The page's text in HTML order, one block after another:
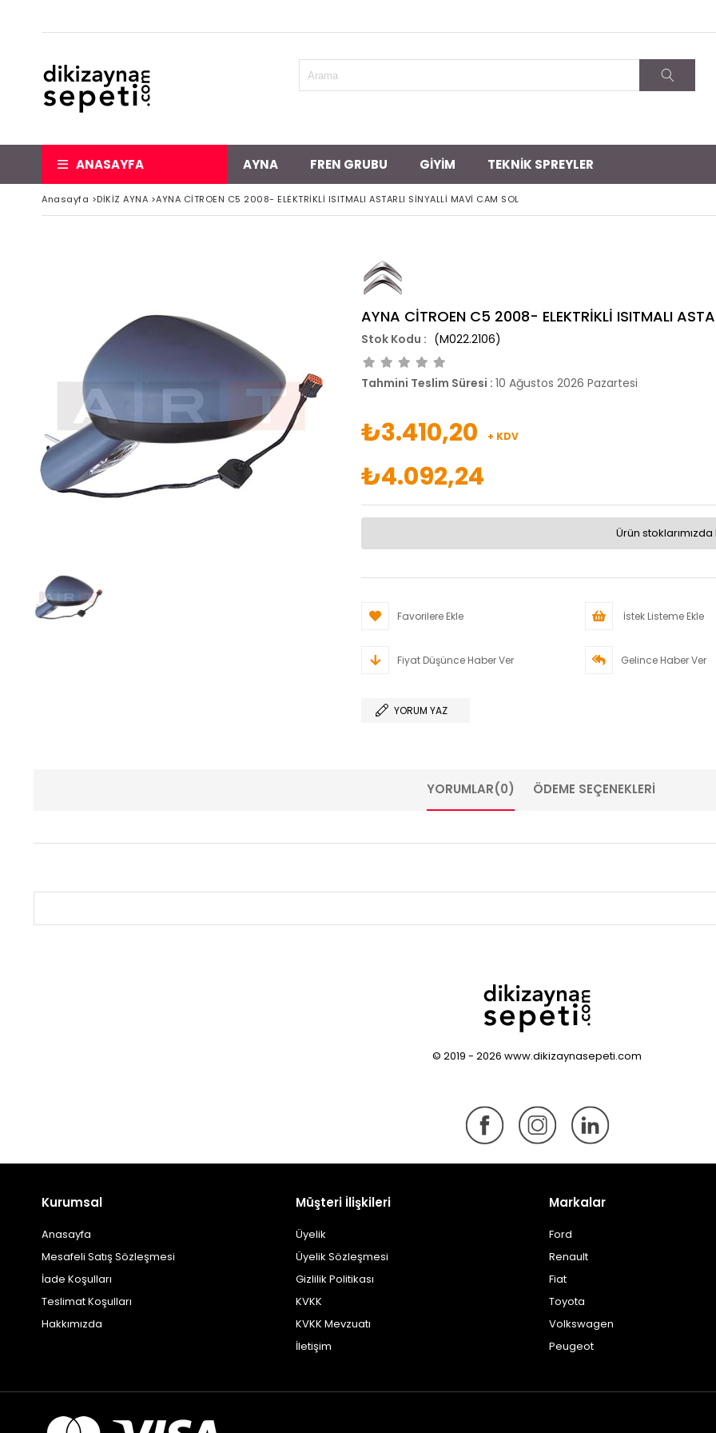
ANASAYFA AYNA FREN GRUBU GİYİM TEKNİK SPREYLER
Anasayfa >DİKİZ AYNA >AYNA CİTROEN C5 2008- ELEKTRİKLİ ISITMALI ASTARLI SİNYALLİ MAVİ CAM SOL
AYNA CİTROEN C5 2008- ELEKTRİKLİ ISITMALI
(M022.2106)
Tahmini Teslim Süresi : 10 Ağustos 2026 Pazartesi
₺3.410,20 + KDV
₺4.092,24
Ürün stoklarımızda
Favorilere Ekle İstek Listeme Ekle
Fiyat Düşünce Haber Ver Gelince Haber Ver
YORUM YAZ
YORUMLAR(0) ÖDEME SEÇENEKLERI
© 2019 - 2026 www.dikizaynasepeti.com
Kurumsal
Anasayfa
Mesafeli Satış Sözleşmesi
İade Koşulları
Teslimat Koşulları
Hakkımızda
Müşteri İlişkileri
Üyelik
Üyelik Sözleşmesi
Gizlilik Politikası
KVKK
KVKK Mevzuatı
İletişim
Markalar
Ford
Renault
Fiat
Toyota
Volkswagen
Peugeot